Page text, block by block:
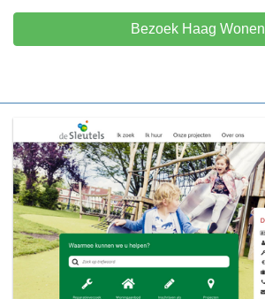
Bezoek Haag Wonen